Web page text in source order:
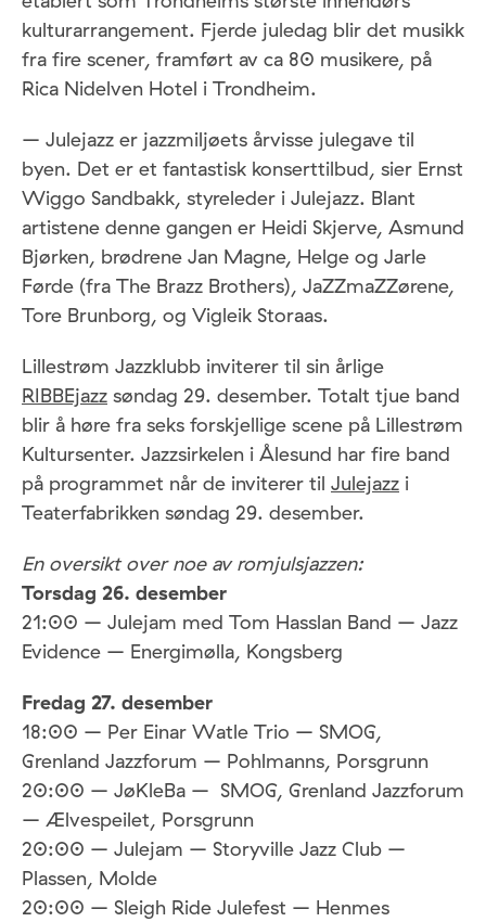
kulturarrangement. Fjerde juledag blir det musikk
fra fire scener, framført av ca 80 musikere, på
Rica Nidelven Hotel i Trondheim.
– Julejazz er jazzmiljøets årvisse julegave til
byen. Det er et fantastisk konserttilbud, sier Ernst
Wiggo Sandbakk, styreleder i Julejazz. Blant
artistene denne gangen er Heidi Skjerve, Asmund
Bjørken, brødrene Jan Magne, Helge og Jarle
Førde (fra The Brazz Brothers), JaZZmaZZørene,
Tore Brunborg, og Vigleik Storaas.
Lillestrøm Jazzklubb inviterer til sin årlige
RIBBEjazz søndag 29. desember. Totalt tjue band
blir å høre fra seks forskjellige scene på Lillestrøm
Kultursenter. Jazzsirkelen i Ålesund har fire band
på programmet når de inviterer til Julejazz i
Teaterfabrikken søndag 29. desember.
En oversikt over noe av romjulsjazzen:
Torsdag 26. desember
21:00 – Julejam med Tom Hasslan Band – Jazz
Evidence – Energimølla, Kongsberg
Fredag 27. desember
18:00 – Per Einar Watle Trio – SMOG,
Grenland Jazzforum – Pohlmanns, Porsgrunn
20:00 – JøKleBa – SMOG, Grenland Jazzforum
– Ælvespeilet, Porsgrunn
20:00 – Julejam – Storyville Jazz Club –
Plassen, Molde
20:00 – Sleigh Ride Julefest – Henmes